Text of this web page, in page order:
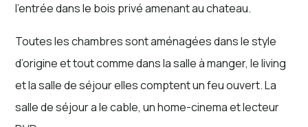
l'entrée dans le bois privé amenant au chateau.
Toutes les chambres sont aménagées dans le style
d’origine et tout comme dans la salle à manger, le living
et la salle de séjour elles comptent un feu ouvert. La
salle de séjour a le cable, un home-cinema et lecteur